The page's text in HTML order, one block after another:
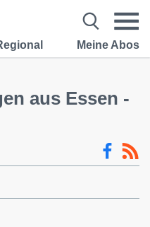
Meine Abos
aus Essen -